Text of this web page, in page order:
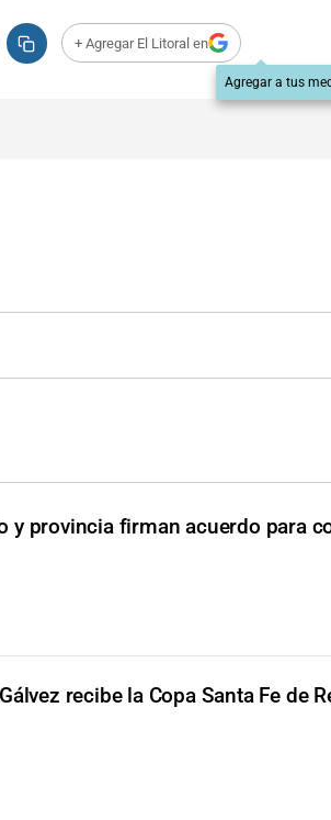
+ Agregar El Litoral en
Agregar a tus
y provincia firman acuerdo para
recibe la Copa Santa Fe de